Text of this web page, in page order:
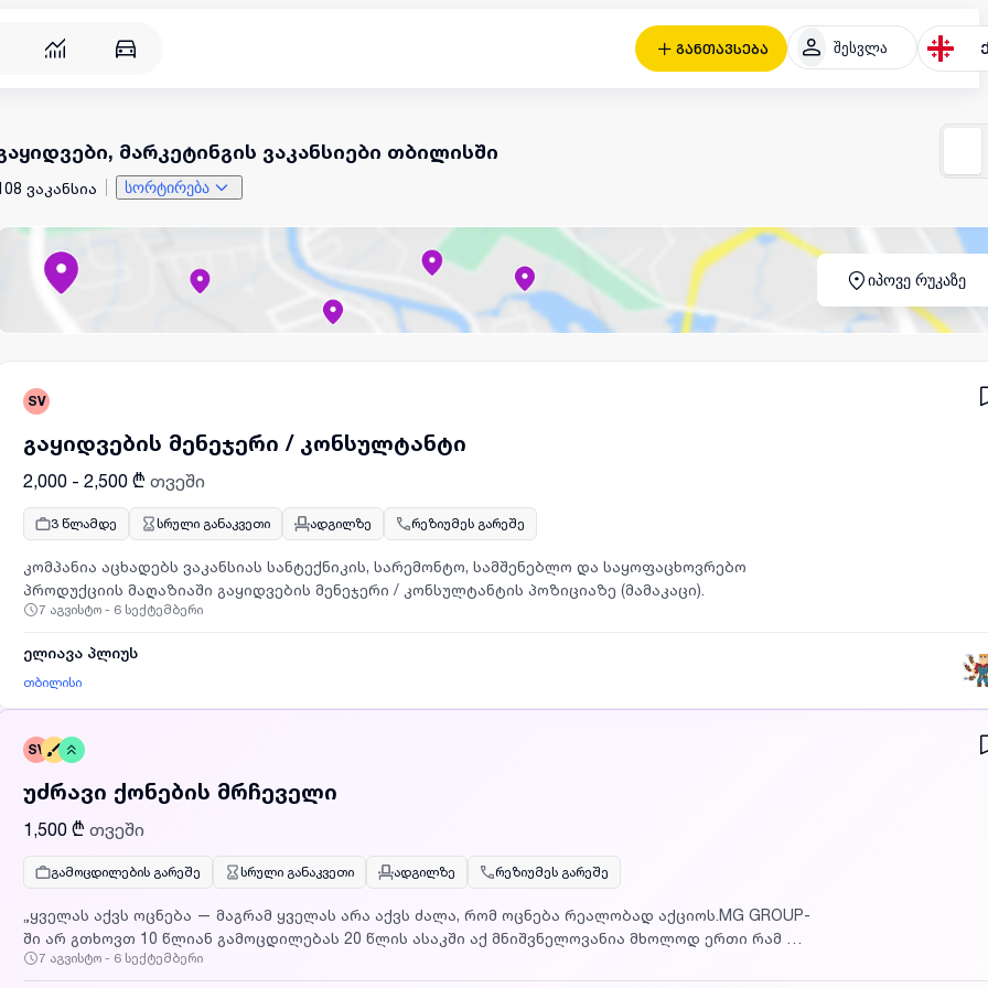
განთავსება შესვლა
მარკეტინგის ვაკანსიები თბილისში
ვაკანსია სორტირება
იპოვე რუკაზე
SV
გაყიდვების მენეჯერი / კონსულტანტი
2,000 - 2,500 ₾ თვეში
3 წლამდე სრული განაკვეთი ადგილზე რეზიუმეს გარეშე
კომპანია აცხადებს ვაკანსიას სანტექნიკის, სარემონტო, სამშენებლო და საყოფაცხოვრებო
პროდუქციის მაღაზიაში გაყიდვების მენეჯერი / კონსულტანტის პოზიციაზე (მამაკაცი).
7 აგვისტო - 6 სექტემბერი
ელიავა პლიუს
თბილისი
SV
უძრავი ქონების მრჩეველი
1,500 ₾ თვეში
გამოცდილების გარეშე სრული განაკვეთი ადგილზე რეზიუმეს გარეშე
„ყველას აქვს ოცნება — მაგრამ ყველას არა აქვს ძალა, რომ ოცნება რეალობად აქციოს.MG GROUP-
ში არ გთხოვთ 10 წლიან გამოცდილებას 20 წლის ასაკში აქ მნიშვნელოვანია მხოლოდ ერთი რამ —
რას გადაწყვეტ დღეს.შედეგს ქმნი შენ.და პირველივე დღიდან იღებ მის წილს — 50%, მზარდი
სისტემით, რომელიც საშუალებას მოგცემს იყო დამოუკიდებელი და თავდაჯერებული .მაგრამ ფული
7 აგვისტო - 6 სექტემბერი